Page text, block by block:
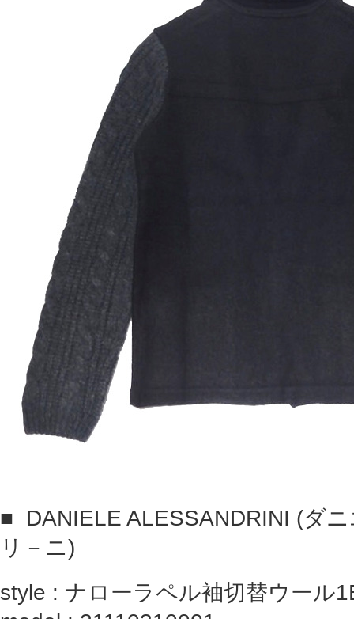
■
DANIELE ALESSANDRINI (ダ
リ－ニ)
style : ナローラペル袖切替ウール